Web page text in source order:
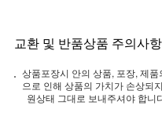
교환 및 반품상품 주의사항
상품포장시 안의 상품, 포장, 제
으로 인해 상품의 가치가 손상되
원상태 그대로 보내주셔야 합니